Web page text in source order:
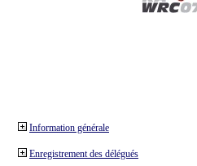
Information générale
Enregistrement des délégués